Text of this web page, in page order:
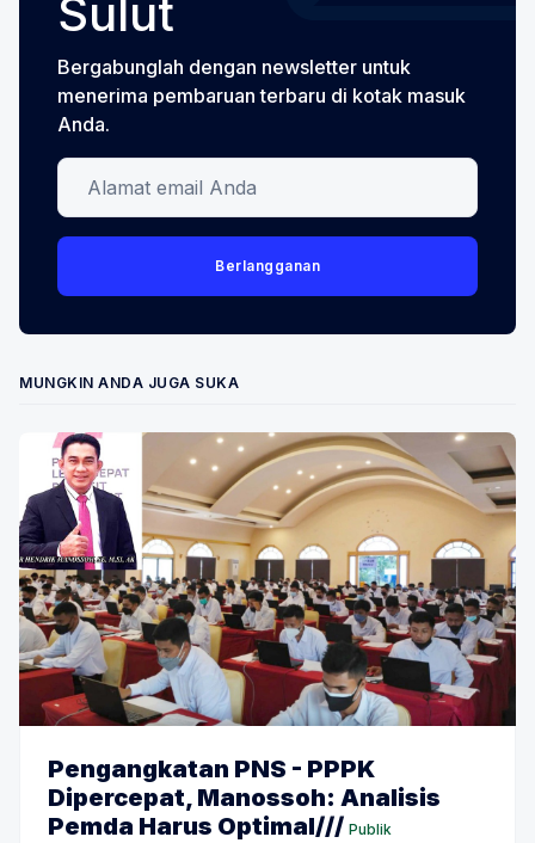
Sulut
Bergabunglah dengan newsletter untuk
menerima pembaruan terbaru di kotak masuk
Anda.
Alamat email Anda
Berlangganan
MUNGKIN ANDA JUGA SUKA
Pengangkatan PNS - PPPK
Dipercepat, Manossoh: Analisis
Pemda Harus Optimal/// Publik